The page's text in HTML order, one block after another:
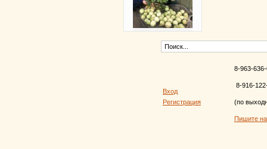
Вход
Регистрация
8-963-
8-916-
(по
Пишите